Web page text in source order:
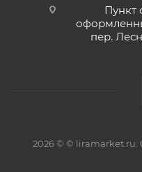
Пункт
пер.
2026 © © liramarket.ru: